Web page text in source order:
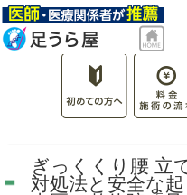
ぎっくくり腰 立
対処法と安全な